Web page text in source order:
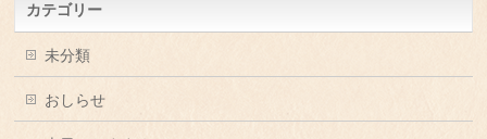
カテゴリー
未分類
おしらせ